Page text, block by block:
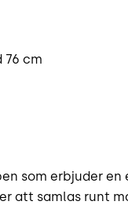
76 cm
som erbjuder en
att samlas runt